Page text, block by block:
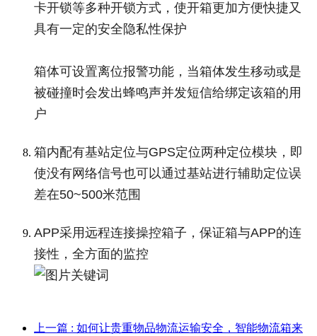
卡开锁等多种开锁方式，使开箱更加方便快捷又
具有一定的安全隐私性保护
箱体可设置离位报警功能，当箱体发生移动或是
被碰撞时会发出蜂鸣声并发短信给绑定该箱的用
户
箱内配有基站定位与GPS定位两种定位模块，即
使没有网络信号也可以通过基站进行辅助定位误
差在50~500米范围
APP采用远程连接操控箱子，保证箱与APP的连
接性，全方面的监控
上一篇 : 如何让贵重物品物流运输安全，智能物流箱来